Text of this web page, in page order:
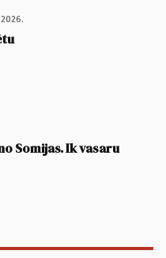
Somijas. Ik vasaru